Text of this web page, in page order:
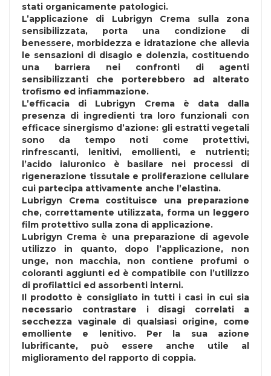
stati organicamente patologici.
L’applicazione di Lubrigyn Crema sulla zona
sensibilizzata, porta una condizione di
benessere, morbidezza e idratazione che allevia
le sensazioni di disagio e dolenzia, costituendo
una barriera nei confronti di agenti
sensibilizzanti che porterebbero ad alterato
trofismo ed infiammazione.
L’efficacia di Lubrigyn Crema è data dalla
presenza di ingredienti tra loro funzionali con
efficace sinergismo d’azione: gli estratti vegetali
sono da tempo noti come protettivi,
rinfrescanti, lenitivi, emollienti, e nutrienti;
l’acido ialuronico è basilare nei processi di
rigenerazione tissutale e proliferazione cellulare
cui partecipa attivamente anche l’elastina.
Lubrigyn Crema costituisce una preparazione
che, correttamente utilizzata, forma un leggero
film protettivo sulla zona di applicazione.
Lubrigyn Crema è una preparazione di agevole
utilizzo in quanto, dopo l’applicazione, non
unge, non macchia, non contiene profumi o
coloranti aggiunti ed è compatibile con l’utilizzo
di profilattici ed assorbenti interni.
Il prodotto è consigliato in tutti i casi in cui sia
necessario contrastare i disagi correlati a
secchezza vaginale di qualsiasi origine, come
emolliente e lenitivo. Per la sua azione
lubrificante, può essere anche utile al
miglioramento del rapporto di coppia.